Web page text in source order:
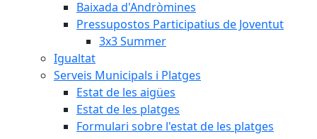
Baixada d'Andròmines
Pressupostos Participatius de Joventut
3x3 Summer
Igualtat
Serveis Municipals i Platges
Estat de les aigües
Estat de les platges
Formulari sobre l'estat de les platges